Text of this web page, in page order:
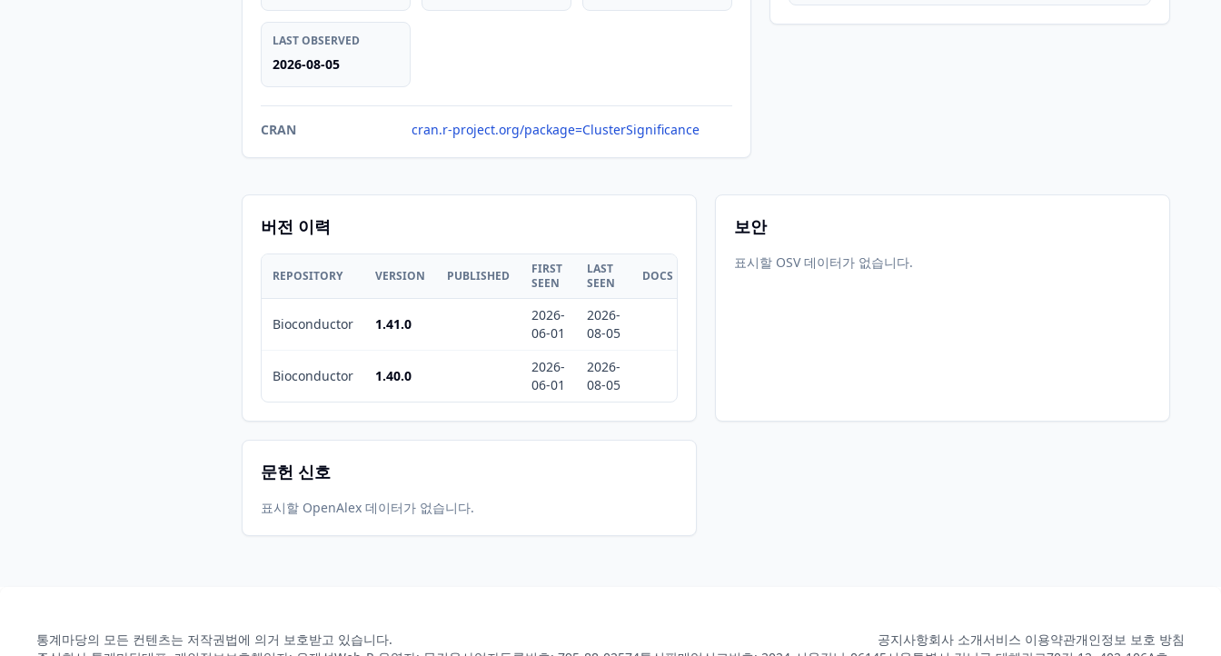
LAST OBSERVED
2026-08-05
CRAN cran.r-project.org/package=ClusterSignificance
버전 이력
REPOSITORY VERSION PUBLISHED
FIRST
SEEN
LAST
SEEN
DOCS
Bioconductor 1.41.0
2026-
06-01
2026-
08-05
Bioconductor 1.40.0
2026-
06-01
2026-
08-05
보안
표시할 OSV 데이터가 없습니다.
문헌 신호
표시할 OpenAlex 데이터가 없습니다.
통계마당의 모든 컨텐츠는 저작권법에 의거 보호받고 있습니다. 공지사항회사 소개서비스 이용약관개인정보 보호 방침